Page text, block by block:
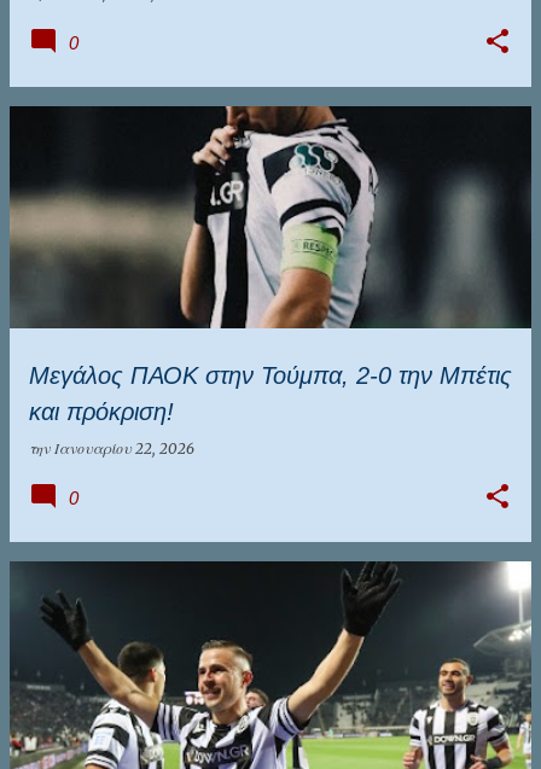
0
Μεγάλος ΠΑΟΚ στην Τούμπα, 2-0 την Μπέτις
και πρόκριση!
την Ιανουαρίου 22, 2026
0